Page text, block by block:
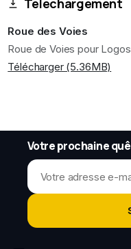
Téléchargement
Roue des Voies
Roue de Voies pour
Télécharger (5.36MB)
Votre prochaine